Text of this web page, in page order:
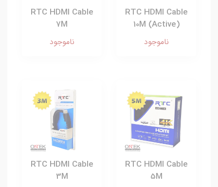
RTC HDMI Cable
10M (Active)
ناموجود
RTC HDMI Cable
7M
ناموجود
RTC HDMI Cable
5M
RTC HDMI Cable
3M